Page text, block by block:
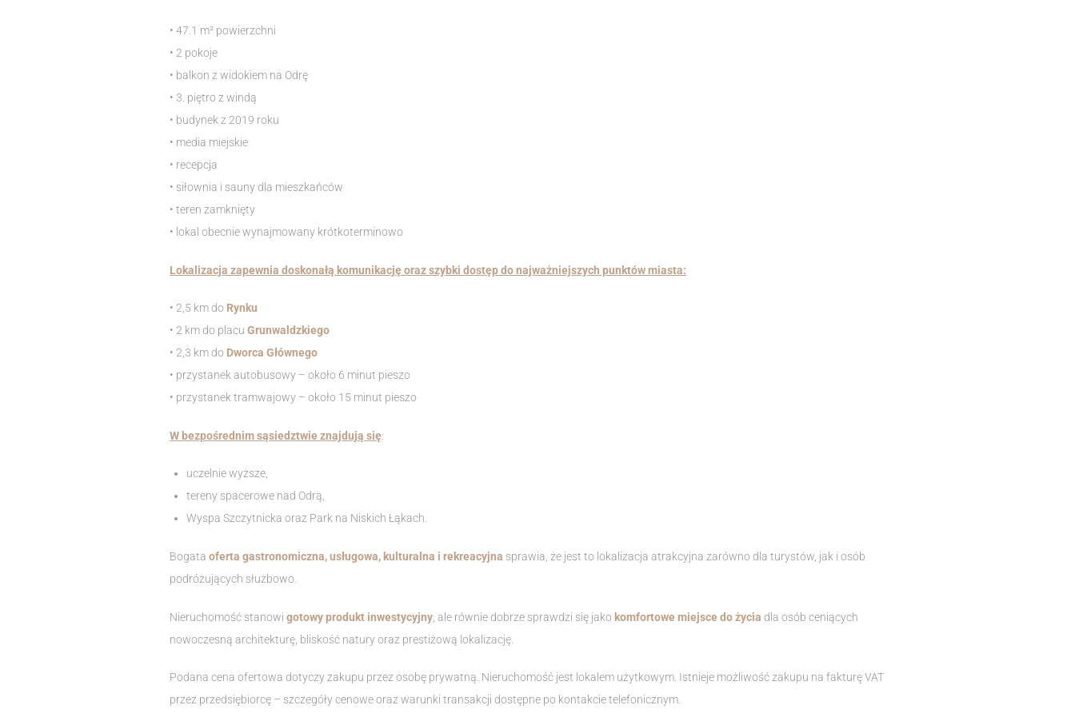
• 47.1 m² powierzchni
• 2 pokoje
• balkon z widokiem na Odrę
• 3. piętro z windą
• budynek z 2019 roku
• media miejskie
• recepcja
• siłownia i sauny dla mieszkańców
• teren zamknięty
• lokal obecnie wynajmowany krótkoterminowo
Lokalizacja zapewnia doskonałą komunikację oraz szybki dostęp do najważniejszych punktów miasta:
• 2,5 km do Rynku
• 2 km do placu Grunwaldzkiego
• 2,3 km do Dworca Głównego
• przystanek autobusowy – około 6 minut pieszo
• przystanek tramwajowy – około 15 minut pieszo
W bezpośrednim sąsiedztwie znajdują się:
uczelnie wyższe,
tereny spacerowe nad Odrą,
Wyspa Szczytnicka oraz Park na Niskich Łąkach.
Bogata oferta gastronomiczna, usługowa, kulturalna i rekreacyjna sprawia, że jest to lokalizacja atrakcyjna zarówno dla turystów, jak i osób
podróżujących służbowo.
Nieruchomość stanowi gotowy produkt inwestycyjny , ale równie dobrze sprawdzi się jako komfortowe miejsce do życia dla osób ceniących
nowoczesną architekturę, bliskość natury oraz prestiżową lokalizację.
Podana cena ofertowa dotyczy zakupu przez osobę prywatną. Nieruchomość jest lokalem użytkowym. Istnieje możliwość zakupu na fakturę VAT
przez przedsiębiorcę – szczegóły cenowe oraz warunki transakcji dostępne po kontakcie telefonicznym.